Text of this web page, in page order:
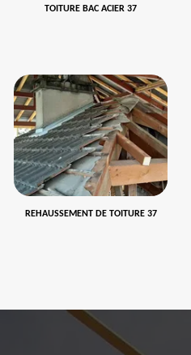
TOITURE BAC ACIER 37
REHAUSSEMENT DE TOITURE 37